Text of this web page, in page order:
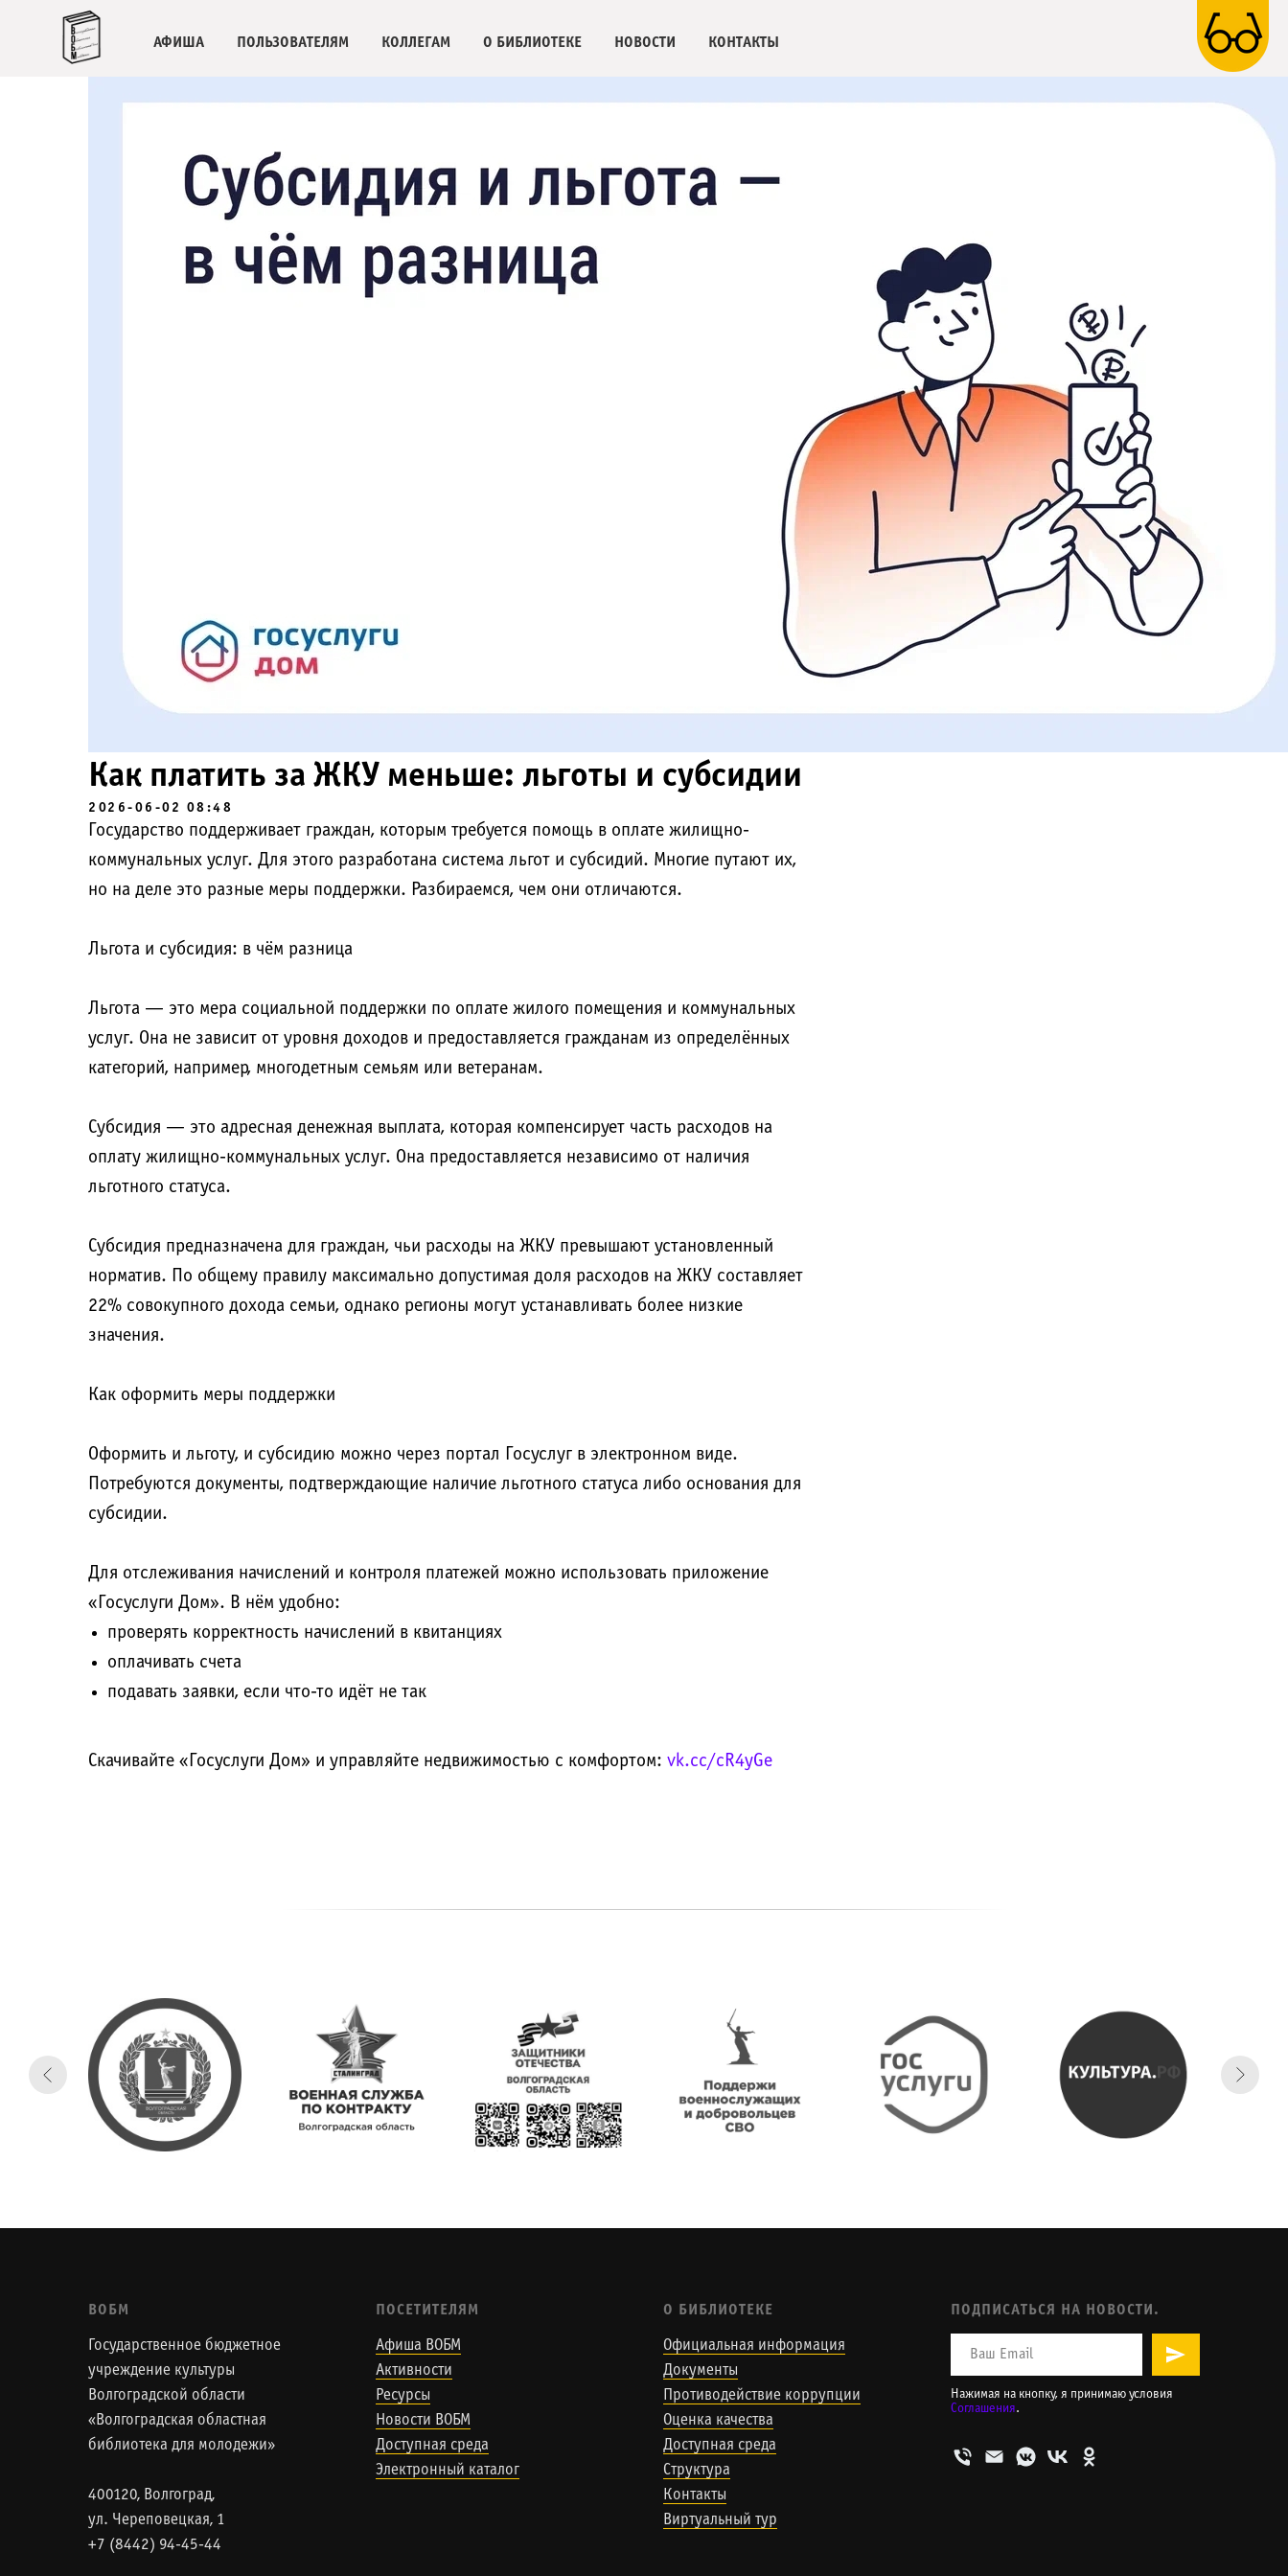
АФИША ПОЛЬЗОВАТЕЛЯМ КОЛЛЕГАМ О БИБЛИОТЕКЕ НОВОСТИ КОНТАКТЫ
Как платить за ЖКУ меньше: льготы и субсидии
2026-06-02 08:48
Государство поддерживает граждан, которым требуется помощь в оплате жилищно-
коммунальных услуг. Для этого разработана система льгот и субсидий. Многие путают их,
но на деле это разные меры поддержки. Разбираемся, чем они отличаются.
Льгота и субсидия: в чём разница
Льгота — это мера социальной поддержки по оплате жилого помещения и коммунальных
услуг. Она не зависит от уровня доходов и предоставляется гражданам из определённых
категорий, например, многодетным семьям или ветеранам.
Субсидия — это адресная денежная выплата, которая компенсирует часть расходов на
оплату жилищно-коммунальных услуг. Она предоставляется независимо от наличия
льготного статуса.
Субсидия предназначена для граждан, чьи расходы на ЖКУ превышают установленный
норматив. По общему правилу максимально допустимая доля расходов на ЖКУ составляет
22% совокупного дохода семьи, однако регионы могут устанавливать более низкие
значения.
Как оформить меры поддержки
Оформить и льготу, и субсидию можно через портал Госуслуг в электронном виде.
Потребуются документы, подтверждающие наличие льготного статуса либо основания для
субсидии.
Для отслеживания начислений и контроля платежей можно использовать приложение
«Госуслуги Дом». В нём удобно:
проверять корректность начислений в квитанциях
оплачивать счета
подавать заявки, если что-то идёт не так
Скачивайте «Госуслуги Дом» и управляйте недвижимостью с комфортом: vk.cc/cR4yGe
ВОБМ
Государственное бюджетное
учреждение культуры
Волгоградской области
«Волгоградская областная
библиотека для молодежи»
400120, Волгоград,
ул. Череповецкая, 1
+7 (8442) 94-45-44
ПОСЕТИТЕЛЯМ
Афиша ВОБМ
Активности
Ресурсы
Новости ВОБМ
Доступная среда
Электронный каталог
О БИБЛИОТЕКЕ
Официальная информация
Документы
Противодействие коррупции
Оценка качества
Доступная среда
Структура
Контакты
Виртуальный тур
ПОДПИСАТЬСЯ НА НОВОСТИ.
Нажимая на кнопку, я принимаю условия
Соглашения.